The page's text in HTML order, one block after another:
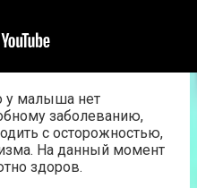
у малыша нет
заболеванию,
с осторожностью,
На данный момент
здоров.